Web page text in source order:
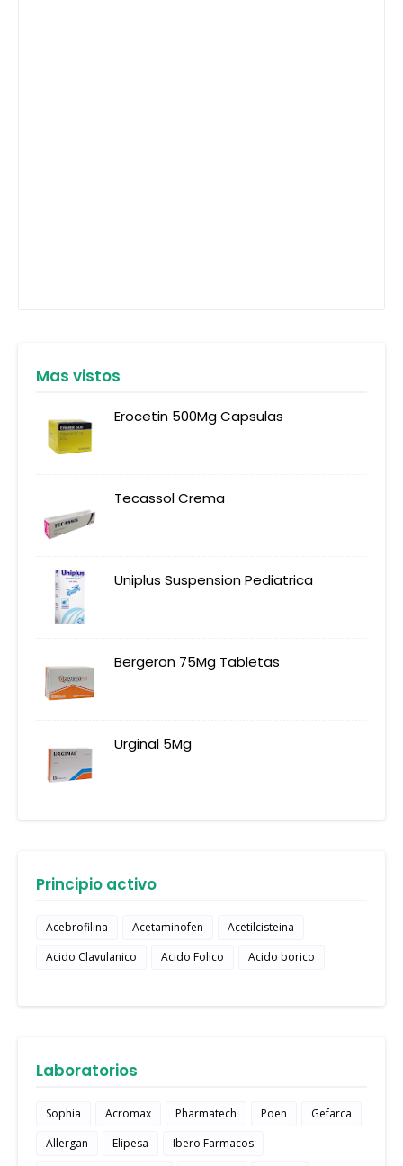
Mas vistos
Erocetin 500Mg Capsulas
Tecassol Crema
Uniplus Suspension Pediatrica
Bergeron 75Mg Tabletas
Urginal 5Mg
Principio activo
Acebrofilina Acetaminofen
Acetilcisteina
Acido Clavulanico
Acido Folico Acido borico
Laboratorios
Sophia Acromax Pharmatech Poen
Gefarca
Allergan
Elipesa
Ibero Farmacos